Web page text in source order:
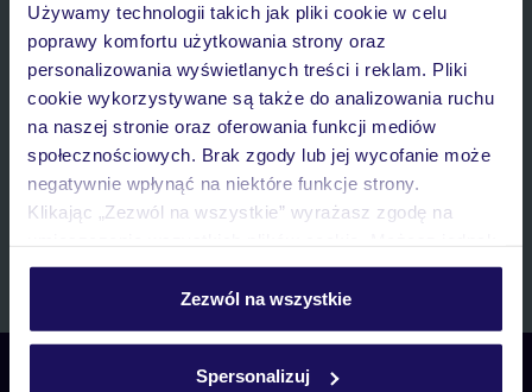
Używamy technologii takich jak pliki cookie w celu
poprawy komfortu użytkowania strony oraz
personalizowania wyświetlanych treści i reklam. Pliki
cookie wykorzystywane są także do analizowania ruchu
na naszej stronie oraz oferowania funkcji mediów
społecznościowych. Brak zgody lub jej wycofanie może
negatywnie wpłynąć na niektóre funkcje strony.
Klikając „Zezwól na wszystkie” wyrażasz zgodę na
personalizować swój wybór wchodząc w zakładkę
Szczegółowe informacje o plikach cookie znajdziesz
Zezwól na wszystkie
Spersonalizuj
E-MAIL*
Wyrażam zgodę na przetwarzanie danych osobowych przez TUI
Poland Sp. z o.o. i TUI Poland Dystrybucja Sp. z o.o. w celach
marketingowych, w zakresie oraz celu wskazanym w„Informacji o
przetwarzaniu danych osobowych” , poprzez elektroniczną formę
komunikacji (e-mail), także z użyciem tzw. automatycznych
Zapisz się
Skontaktuj się z nami